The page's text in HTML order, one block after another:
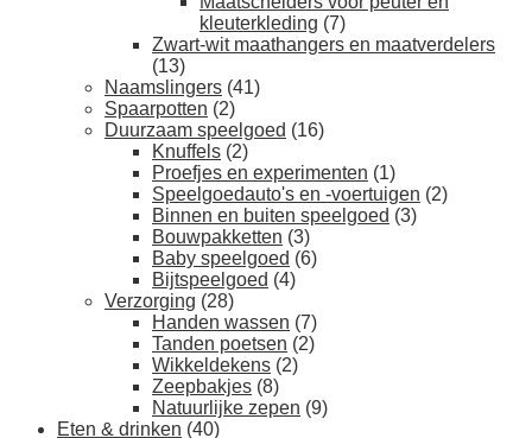
kleuterkleding (7)
Zwart-wit maathangers en maatverdelers
(13)
Naamslingers (41)
Spaarpotten (2)
Duurzaam speelgoed (16)
Knuffels (2)
Proefjes en experimenten (1)
Speelgoedauto's en -voertuigen (2)
Binnen en buiten speelgoed (3)
Bouwpakketten (3)
Baby speelgoed (6)
Bijtspeelgoed (4)
Verzorging (28)
Handen wassen (7)
Tanden poetsen (2)
Wikkeldekens (2)
Zeepbakjes (8)
Natuurlijke zepen (9)
Eten & drinken (40)